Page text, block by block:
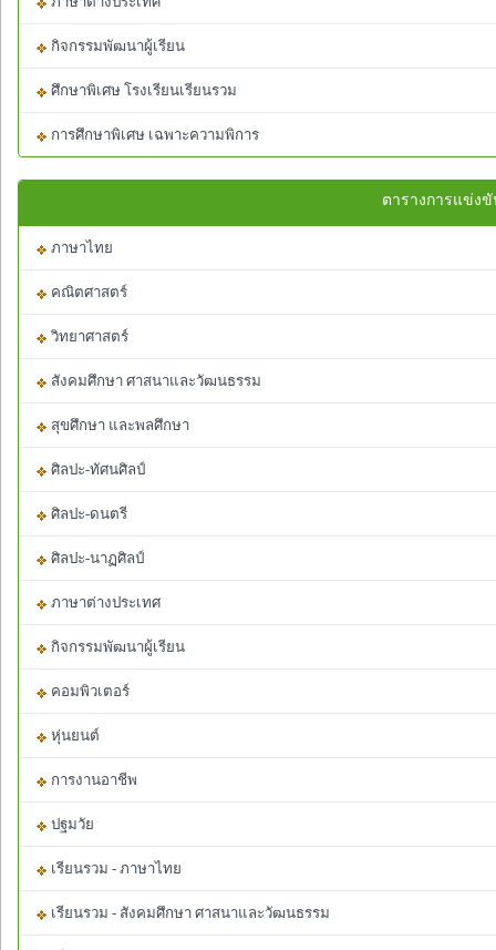
กิจกรรมพัฒนาผู้เรียน
ศึกษาพิเศษ โรงเรียนเรียนรวม
การศึกษาพิเศษ เฉพาะความพิการ
ตารางการแข่ง
ภาษาไทย
คณิตศาสตร์
วิทยาศาสตร์
สังคมศึกษา ศาสนาและวัฒนธรรม
สุขศึกษา และพลศึกษา
ศิลปะ-ทัศนศิลป์
ศิลปะ-ดนตรี
ศิลปะ-นาฏศิลป์
ภาษาต่างประเทศ
กิจกรรมพัฒนาผู้เรียน
คอมพิวเตอร์
หุ่นยนต์
การงานอาชีพ
ปฐมวัย
เรียนรวม - ภาษาไทย
เรียนรวม - สังคมศึกษา ศาสนาและวัฒนธรรม